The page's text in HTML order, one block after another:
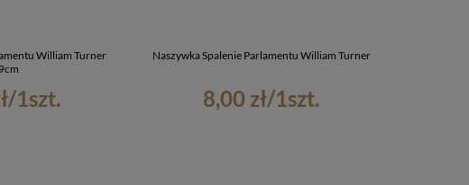
William Turner
/1szt.
Naszywka Spalenie Parlamentu William Turner
8,00 zł/1szt.